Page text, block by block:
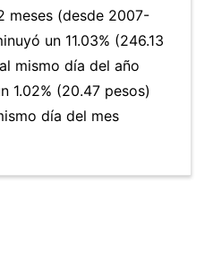
meses (desde 2007-
un 11.03% (246.13
mismo día del año
1.02% (20.47 pesos)
día del mes